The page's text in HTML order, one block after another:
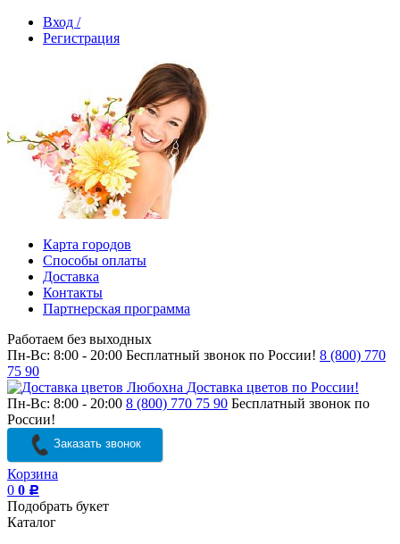
Вход /
Регистрация
Карта городов
Способы оплаты
Доставка
Контакты
Партнерская программа
Работаем без выходных
Пн-Вс: 8:00 - 20:00 Бесплатный звонок по России! 8 (800) 770
75 90
Доставка цветов по России!
Пн-Вс: 8:00 - 20:00 8 (800) 770 75 90 Бесплатный звонок по
России!
Заказать звонок
Корзина
0 0 Р
Подобрать букет
Каталог